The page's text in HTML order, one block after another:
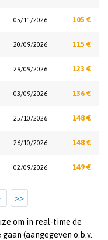
05/11/2026 105 €
20/09/2026 115 €
29/09/2026 123 €
03/09/2026 136 €
25/10/2026 148 €
26/10/2026 148 €
02/09/2026 149 €
>>
om in real-time de
(aangegeven o.b.v.